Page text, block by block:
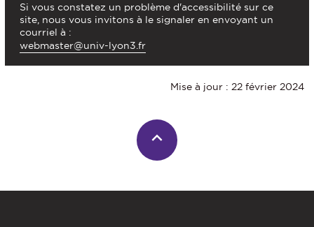
Si vous constatez un problème d'accessibilité sur ce
site, nous vous invitons à le signaler en envoyant un
courriel à :
webmaster@univ-lyon3.fr
Mise à jour : 22 février 2024